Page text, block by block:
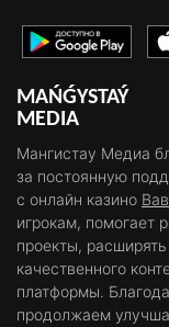
MAŃǴYSTAÝ
MEDIA
Мангистау Медиа
за постоянную
с онлайн казино
игрокам, помогает
проекты,
качественного
платформы.
продолжаем